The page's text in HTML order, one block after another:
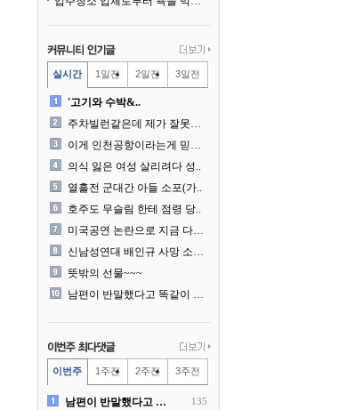
실시간 1일전 2일전 3일전
'고기와 수박&..
주차빌런같은데 제가 잘못한건..
이게 인천공항이라는게 믿겨지..
의식 잃은 여성 살리려다 성..
열흘전 군대간 아들 소포(가..
호주도 무슬림 한테 점령 당..
미국공연 논란으로 지금 다시..
신남성연대 배인규 사망 소식..
뜻밖의 선물~~~
남편이 반말했다고 똑같이 반..
이번주 1주전 2주전 3주전
남편이 반말했다고 똑같이 반.. 135